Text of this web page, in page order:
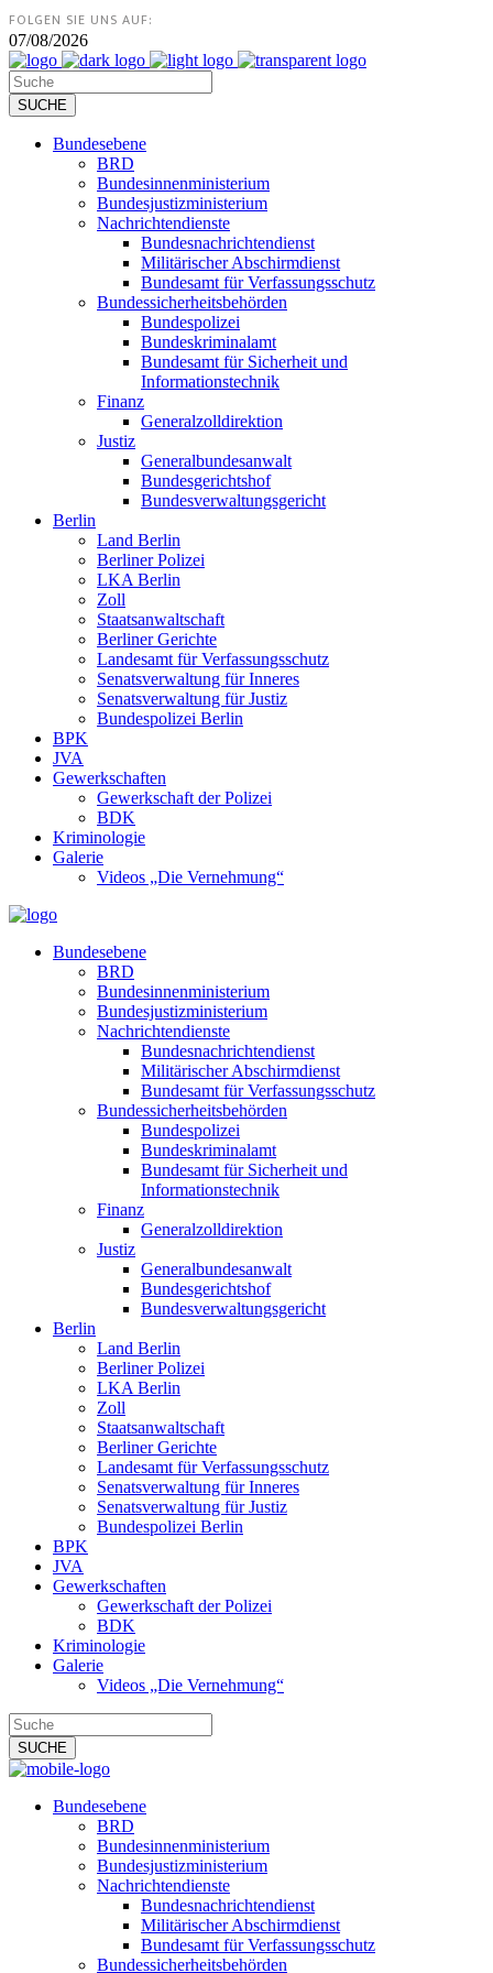
FOLGEN SIE UNS AUF:
07/08/2026
Bundesebene
BRD
Bundesinnenministerium
Bundesjustizministerium
Nachrichtendienste
Bundesnachrichtendienst
Militärischer Abschirmdienst
Bundesamt für Verfassungsschutz
Bundessicherheitsbehörden
Bundespolizei
Bundeskriminalamt
Bundesamt für Sicherheit und
Informationstechnik
Finanz
Generalzolldirektion
Justiz
Generalbundesanwalt
Bundesgerichtshof
Bundesverwaltungsgericht
Berlin
Land Berlin
Berliner Polizei
LKA Berlin
Zoll
Staatsanwaltschaft
Berliner Gerichte
Landesamt für Verfassungsschutz
Senatsverwaltung für Inneres
Senatsverwaltung für Justiz
Bundespolizei Berlin
BPK
JVA
Gewerkschaften
Gewerkschaft der Polizei
BDK
Kriminologie
Galerie
Videos „Die Vernehmung“
Bundesebene
BRD
Bundesinnenministerium
Bundesjustizministerium
Nachrichtendienste
Bundesnachrichtendienst
Militärischer Abschirmdienst
Bundesamt für Verfassungsschutz
Bundessicherheitsbehörden
Bundespolizei
Bundeskriminalamt
Bundesamt für Sicherheit und
Informationstechnik
Finanz
Generalzolldirektion
Justiz
Generalbundesanwalt
Bundesgerichtshof
Bundesverwaltungsgericht
Berlin
Land Berlin
Berliner Polizei
LKA Berlin
Zoll
Staatsanwaltschaft
Berliner Gerichte
Landesamt für Verfassungsschutz
Senatsverwaltung für Inneres
Senatsverwaltung für Justiz
Bundespolizei Berlin
BPK
JVA
Gewerkschaften
Gewerkschaft der Polizei
BDK
Kriminologie
Galerie
Videos „Die Vernehmung“
Bundesebene
BRD
Bundesinnenministerium
Bundesjustizministerium
Nachrichtendienste
Bundesnachrichtendienst
Militärischer Abschirmdienst
Bundesamt für Verfassungsschutz
Bundessicherheitsbehörden